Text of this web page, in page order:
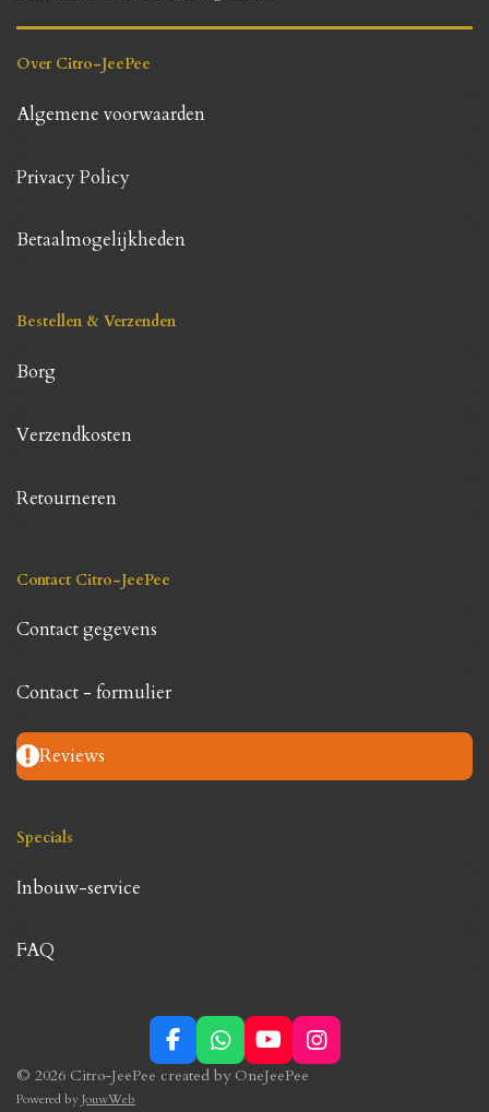
Over Citro-JeePee
Algemene voorwaarden
Privacy Policy
Betaalmogelijkheden
Bestellen & Verzenden
Borg
Verzendkosten
Retourneren
Contact Citro-JeePee
Contact gegevens
Contact - formulier
Reviews
Specials
Inbouw-service
FAQ
F
a
W
h
a
Y
o
I
n
© 2026 Citro-JeePee created by OneJeePee
Powered byJouwWeb